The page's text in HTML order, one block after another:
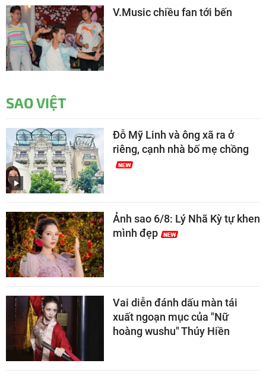
V.Music chiều fan tới bến
SAO VIỆT
Đỗ Mỹ Linh và ông xã ra ở
riêng, cạnh nhà bố mẹ chồng
Ảnh sao 6/8: Lý Nhã Kỳ tự khen
mình đẹp
Vai diễn đánh dấu màn tái
xuất ngoạn mục của "Nữ
hoàng wushu" Thúy Hiền